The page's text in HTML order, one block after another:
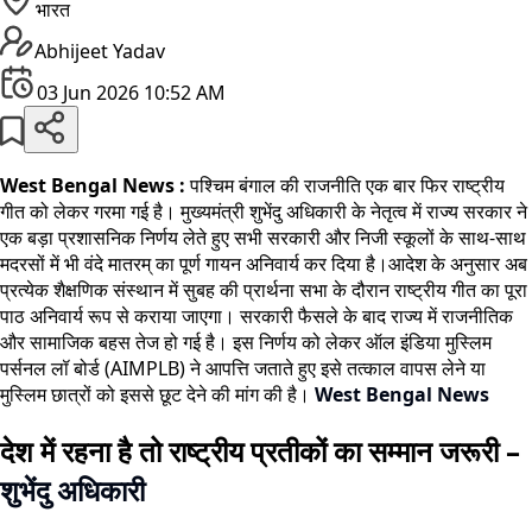
भारत
Abhijeet Yadav
03 Jun 2026 10:52 AM
West Bengal News :पश्चिम बंगाल की राजनीति एक बार फिर राष्ट्रीय
गीत को लेकर गरमा गई है। मुख्यमंत्री शुभेंदु अधिकारी के नेतृत्व में राज्य सरकार ने
एक बड़ा प्रशासनिक निर्णय लेते हुए सभी सरकारी और निजी स्कूलों के साथ-साथ
मदरसों में भी वंदे मातरम् का पूर्ण गायन अनिवार्य कर दिया है।आदेश के अनुसार अब
प्रत्येक शैक्षणिक संस्थान में सुबह की प्रार्थना सभा के दौरान राष्ट्रीय गीत का पूरा
पाठ अनिवार्य रूप से कराया जाएगा। सरकारी फैसले के बाद राज्य में राजनीतिक
और सामाजिक बहस तेज हो गई है। इस निर्णय को लेकर ऑल इंडिया मुस्लिम
पर्सनल लॉ बोर्ड (AIMPLB) ने आपत्ति जताते हुए इसे तत्काल वापस लेने या
मुस्लिम छात्रों को इससे छूट देने की मांग की है। West Bengal News
देश में रहना है तो राष्ट्रीय प्रतीकों का सम्मान जरूरी –
शुभेंदु अधिकारी